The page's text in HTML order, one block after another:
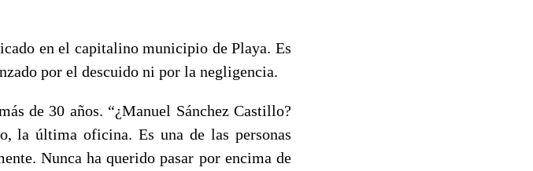
en el capitalino municipio de Playa. Es
por el descuido ni por la negligencia.
de 30 años. “¿Manuel Sánchez Castillo?
la última oficina. Es una de las personas
Nunca ha querido pasar por encima de